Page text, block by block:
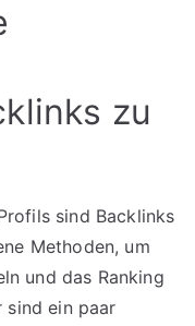
zu
sind Backlinks
Methoden, um
und das Ranking
sind ein paar